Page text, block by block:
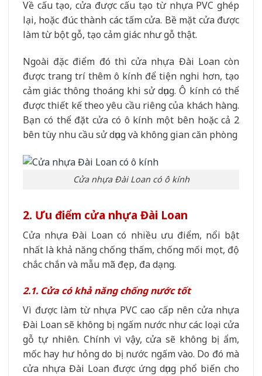
Về cấu tạo, cửa được cấu tạo từ nhựa PVC ghép
lại, hoặc đúc thành các tấm cửa. Bề mặt cửa được
làm từ bột gỗ, tạo cảm giác như gỗ thật.
Ngoài đặc điểm đó thì cửa nhựa Đài Loan còn
được trang trí thêm ô kính để tiện nghi hơn, tạo
cảm giác thông thoáng khi sử dụng. Ô kính có thể
được thiết kế theo yêu cầu riêng của khách hàng.
Bạn có thể đặt cửa có ô kính một bên hoặc cả 2
bên tùy nhu cầu sử dụng và không gian căn phòng
Cửa nhựa Đài Loan có ô kính
2. Ưu điểm cửa nhựa Đài Loan
Cửa nhựa Đài Loan có nhiều ưu điểm, nổi bật
nhất là khả năng chống thấm, chống mối mọt, độ
chắc chắn và mẫu mã đẹp, đa dạng.
2.1. Cửa có khả năng chống nước tốt
Vì được làm từ nhựa PVC cao cấp nên cửa nhựa
Đài Loan sẽ không bị ngấm nước như các loại cửa
gỗ tự nhiên. Chính vì vậy, cửa sẽ không bị ẩm,
mốc hay hư hỏng do bị nước ngấm vào. Do đó mà
cửa nhựa Đài Loan được ứng dụng phổ biến cho